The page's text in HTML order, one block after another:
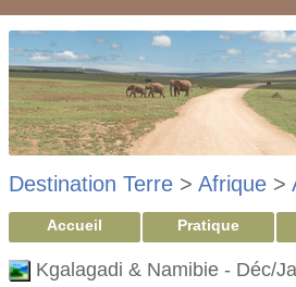
Destination Terre > Afrique >
Accueil Pratique
Kgalagadi & Namibie - Déc/